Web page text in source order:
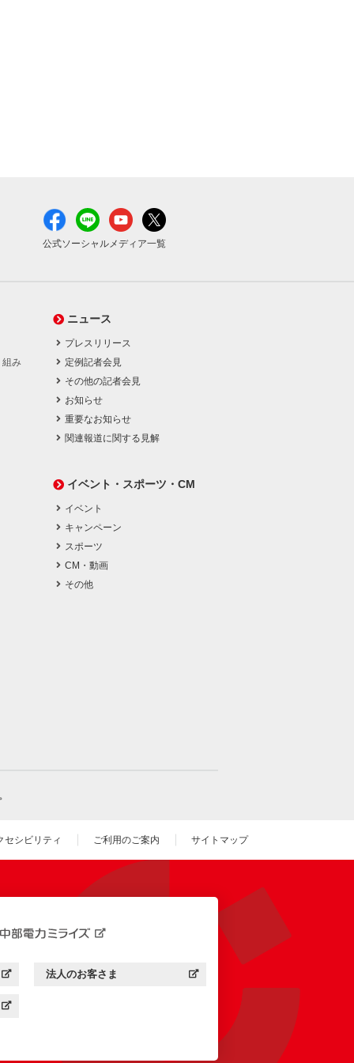
公式ソーシャルメディア一覧
組み
ニュース
プレスリリース
定例記者会見
その他の記者会見
お知らせ
重要なお知らせ
関連報道に関する見解
イベント・スポーツ・CM
イベント
キャンペーン
スポーツ
CM・動画
その他
セシビリティ ご利用のご案内 サイトマップ
中部電力ミライズ：
法人のお客さま
（新しいウィンドウを開きます）